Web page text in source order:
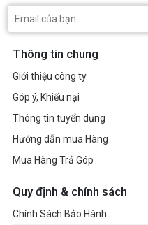
Thông tin chung
Giới thiệu công ty
Góp ý, Khiếu nại
Thông tin tuyển dụng
Hướng dẫn mua Hàng
Mua Hàng Trả Góp
Quy định & chính sách
Chính Sách Bảo Hành